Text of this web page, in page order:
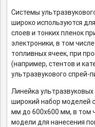
Системы
широко используются
слоев и тонких пленок
электроники, в том
топливных ячеек, при
(например, стентов и
ультразвукового спрей-
Линейка
широкий набор моделей
мм до 600х600 мм, в том
модели для нанесения